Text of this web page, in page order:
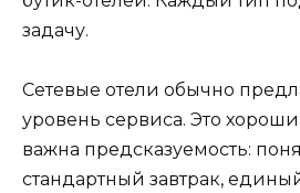
задачу.
Сетевые отели обычно
уровень сервиса. Это
важна предсказуемость:
стандартный завтрак,